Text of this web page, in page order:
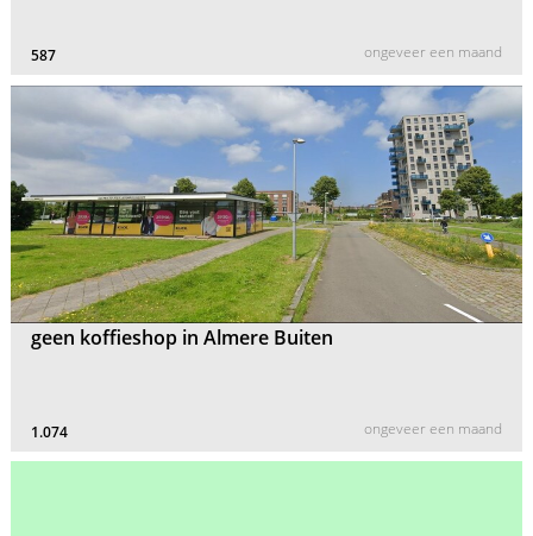
587 ongeveer een maand
geen koffieshop in Almere Buiten
1.074 ongeveer een maand